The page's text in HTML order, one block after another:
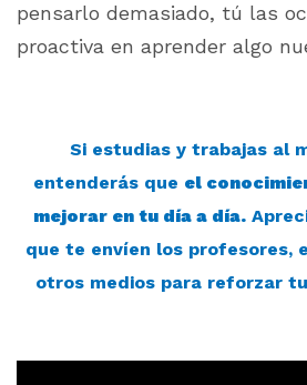
pensarlo demasiado, tú las
proactiva en aprender algo
Si estudias y trabajas al
entenderás que el
mejorar en tu día a día.
que te envíen los profesores,
otros medios para reforzar